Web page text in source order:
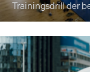
Trainingsdrill der